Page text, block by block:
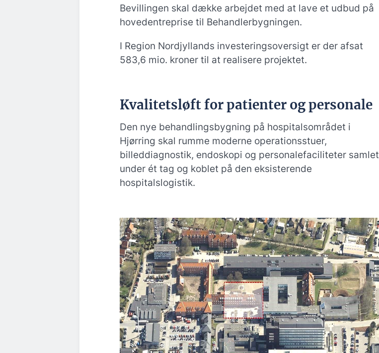
Bevillingen skal dække arbejdet med at lave et udbud på
hovedentreprise til Behandlerbygningen.
I Region Nordjyllands investeringsoversigt er der afsat
583,6 mio. kroner til at realisere projektet.
Kvalitetsløft for patienter og personale
Den nye behandlingsbygning på hospitalsområdet i
Hjørring skal rumme moderne operationsstuer,
billeddiagnostik, endoskopi og personalefaciliteter samlet
under ét tag og koblet på den eksisterende
hospitalslogistik.